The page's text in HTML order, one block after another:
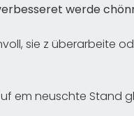
werde
sie z überarbeite
em neuschte Stand